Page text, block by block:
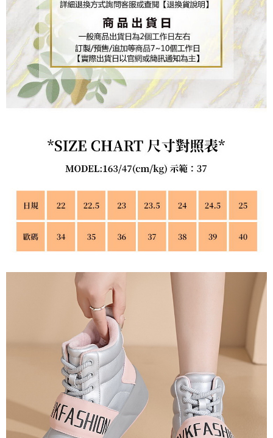
請求用戶進行身份認證。
５．嚴禁一人註冊多個帳號或使用他人資訊註冊。若發現惡意使用之情形，
恩沛科技股份有限公司將有權停止該用戶之使用額度並採取法律行動。